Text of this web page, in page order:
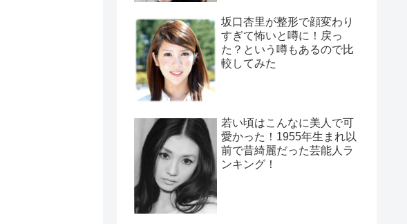
坂口杏里が整形で顔変わり
すぎて怖いと噂に！戻っ
た？という噂もあるので比
較してみた
若い頃はこんなに美人で可
愛かった！1955年生まれ以
前で昔綺麗だった芸能人ラ
ンキング！